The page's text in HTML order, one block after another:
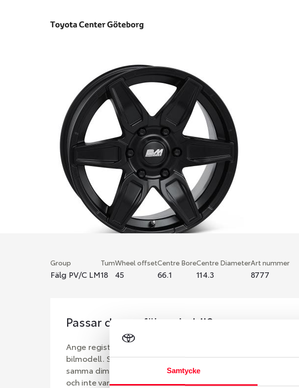
Samtycke
Group
Fälg PV/C LM
Tum
18
Wheel offset
45
Centre Bore
66.1
Centre Diameter
114.3
Art nummer
8777
Passar denna fälg min bil?
Ange registreringsnummer för att se om den fälg du valt
bilmodell. Se till att kolla en extra gång så att däck och fälg
samma dimensioner. Ibland kan fälgen ha bytts ut under
och inte vara samma dimension som bilen hade ut från fabrik.